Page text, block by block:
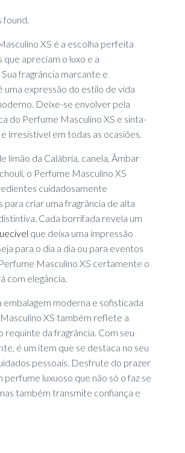
XS é a escolha perfeita
que apreciam o luxo e a
fragrância marcante e
uma expressão do estilo de vida
Deixe-se envolver pela
do Perfume Masculino XS e sinta-
irresistível em todas as ocasiões.
limão da Calábria, canela, Âmbar
o Perfume Masculino XS
cuidadosamente
para criar uma fragrância de alta
Cada borrifada revela um
que deixa uma impressão
para o dia a dia ou para eventos
Masculino XS certamente o
com elegância.
embalagem moderna e sofisticada
XS também reflete a
requinte da fragrância. Com seu
é um item que se destaca no seu
pessoais. Desfrute do prazer
perfume luxuoso que não só o faz se
também transmite confiança e